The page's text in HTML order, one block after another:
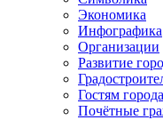
Экономика
Инфографика
Организации
Развитие
Гостям города
Почётные